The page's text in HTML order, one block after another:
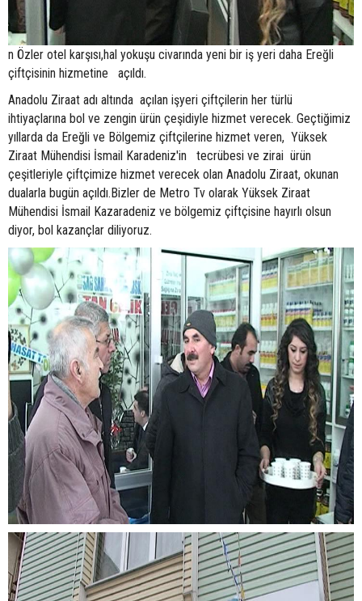
n Özler otel karşısı,hal yokuşu civarında yeni bir iş yeri daha Ereğli
çiftçisinin hizmetine açıldı.
Anadolu Ziraat adı altında açılan işyeri çiftçilerin her türlü
ihtiyaçlarına bol ve zengin ürün çeşidiyle hizmet verecek. Geçtiğimiz
yıllarda da Ereğli ve Bölgemiz çiftçilerine hizmet veren, Yüksek
Ziraat Mühendisi İsmail Karadeniz'in tecrübesi ve zirai ürün
çeşitleriyle çiftçimize hizmet verecek olan Anadolu Ziraat, okunan
dualarla bugün açıldı.Bizler de Metro Tv olarak Yüksek Ziraat
Mühendisi İsmail Kazaradeniz ve bölgemiz çiftçisine hayırlı olsun
diyor, bol kazançlar diliyoruz.